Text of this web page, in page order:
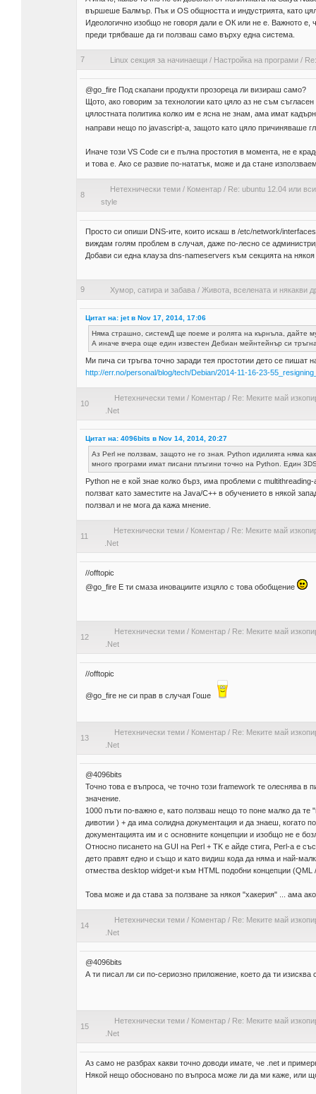
вършеше Балмър. Пък и OS общността и индустрията, като
Идеологично изобщо не говоря дали е ОК или не е. Важното
преди трябваше да ги ползваш само върху една система.
7 Linux секция за начинаещи/ Настройка на програми/
@go_fire Под скапани продукти прозореца ли визираш само?
Щото, ако говорим за технологии като цяло аз не съм
цялостната политика колко им е ясна не знам, ама имат
направи нещо по javascript-a, защото като цяло причиняваше
Иначе този VS Code си е пълна простотия в момента, не е
и това е. Ако се развие по-нататък, може и да стане
8
Нетехнически теми/ Коментар/ Re: ubuntu 12.04 или
style
Просто си опиши DNS-ите, които искаш в /etc/network/
виждам голям проблем в случая, даже по-лесно се
Добави си една клауза dns-nameservers към секцията на
9 Хумор, сатира и забава / Живота, вселената и някакви
Цитат на: jet в Nov 17, 2014, 17:06
Няма страшно, системД ще поеме и ролята на кърнъла, дайте
А иначе вчера още един известен Дебиан мейнтейнър си
Ми пича си тръгва точно заради тея простотии дето се пишат
http://err.no/personal/blog/tech/Debian/2014-11-16-23-
10
Нетехнически теми/ Коментар/ Re: Меките май
.Net
Цитат на: 4096bits в Nov 14, 2014, 20:27
Аз Perl не ползвам, защото не го зная. Python идилията няма
много програми имат писани плъгини точно на Python. Един
Python не е кой знае колко бърз, има проблеми с
ползват като заместите на Java/C++ в обучението в някой
ползвал и не мога да кажа мнение.
11
Нетехнически теми/ Коментар/ Re: Меките май
.Net
//offtopic
@go_fire Е ти смаза иновациите изцяло с това обобщение
12
Нетехнически теми/ Коментар/ Re: Меките май
.Net
//offtopic
@go_fire не си прав в случая Гоше
13
Нетехнически теми/ Коментар/ Re: Меките май
.Net
@4096bits
Точно това е въпроса, че точно този framework те олеснява
значение.
1000 пъти по-важно е, като ползваш нещо то поне малко да
дивотии ) + да има солидна документация и да знаеш,
документацията им и с основните концепции и изобщо не е
Относно писането на GUI на Perl + TK е айде стига, Perl-a е
дето правят едно и също и като видиш кода да няма и най-
отмества desktop widget-и към HTML подобни концепции
Това може и да става за ползване за някоя "хакерия" ... ама
14
Нетехнически теми/ Коментар/ Re: Меките май
.Net
@4096bits
А ти писал ли си по-сериозно приложение, което да ти изисква
15
Нетехнически теми/ Коментар/ Re: Меките май
.Net
Аз само не разбрах какви точно доводи имате, че .net и
Някой нещо обосновано по въпроса може ли да ми каже, или